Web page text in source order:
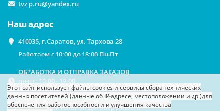
Этот сайт использует файлы cookies и сервисы сбора технических
данных посетителей (данные об IP-адресе, местоположении и др.)для
обеспечения работоспособности и улучшения качества
tvzip.ru@yandex.ru
Наш адрес
410035, г.Саратов, ул. Тархова 28
Работаем с 10:00 до 18:00 Пн-Пт
ОБРАБОТКА И ОТПРАВКА ЗАКАЗОВ
пн-пт: 10:00 - 19:00
ВЫДАЧА ЗАКАЗОВ НА САМОВЫВОЗ
По предварительной договоренности